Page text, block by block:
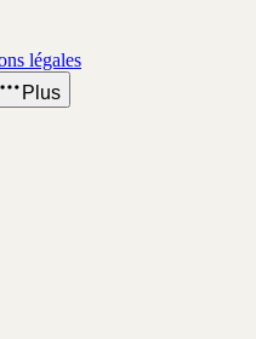
légales
Plus